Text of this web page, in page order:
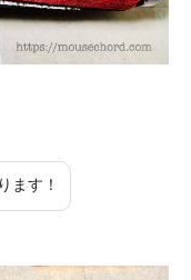
ます！